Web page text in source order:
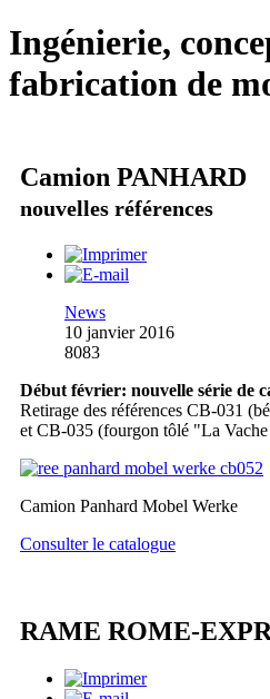
Ingénierie,
fabrication de
Camion PANHARD
nouvelles références
News
10 janvier 2016
8083
Début février: nouvelle série de
Retirage des références CB-031
et CB-035 (fourgon tôlé "La
Camion Panhard Mobel Werke
Consulter le catalogue
RAME ROME-